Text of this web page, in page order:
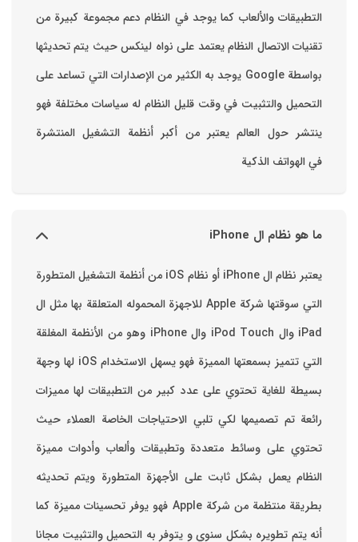
التطبيقات والألعاب ‏كما يوجد في النظام دعم مجموعة كبيرة من
تقنيات الاتصال ‏النظام يعتمد على نواه لينكس حيث يتم تحديثها
بواسطة ‫Google‬ ‏يوجد به الكثير من الإصدارات التي تساعد على
التحميل والتثبيت في وقت قليل ‏النظام له سياسات مختلفة فهو
ينتشر حول العالم يعتبر من أكبر أنظمة التشغيل المنتشرة
في الهواتف الذكية
ما هو نظام ال iPhone
يعتبر نظام ال iPhone أو نظام iOS من أنظمة التشغيل المتطورة
التي سوقتها شركة Apple للاجهزة المحموله المتعلقة بها مثل ال
iPad وال iPod Touch وال iPhone وهو من الأنظمة المغلقة
التي تتميز بسمعتها المميزة فهو يسهل الاستخدام ‏iOS لها وجهة
بسيطة للغاية تحتوي على عدد كبير من التطبيقات لها مميزات
رائعة تم تصميمها لكي تلبي الاحتياجات الخاصة العملاء حيث
تحتوي على وسائط متعددة وتطبيقات وألعاب وأدوات مميزة
‏النظام يعمل بشكل ثابت على الأجهزة المتطورة ويتم تحديثه
بطريقة منتظمة من شركة Apple فهو يوفر تحسينات مميزة كما
أنه يتم تطويره بشكل سنوي و يتوفر به التحميل والتثبيت مجانا